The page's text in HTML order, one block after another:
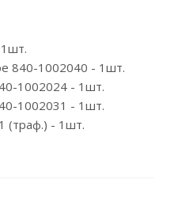
840-1002040 - 1шт.
1002024 - 1шт.
1002031 - 1шт.
(траф.) - 1шт.